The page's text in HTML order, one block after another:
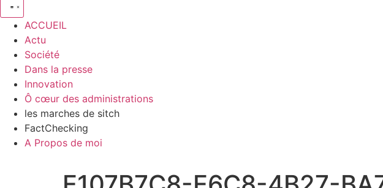
ACCUEIL
Actu
Société
Dans la presse
Innovation
Ô cœur des administrations
les marches de sitch
FactChecking
A Propos de moi